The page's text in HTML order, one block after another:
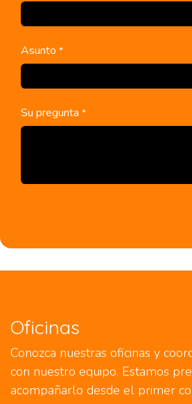
Asunto *
Su pregunta *
Oficinas
Conozca nuestras oficinas y
con nuestro equipo. Estamos
acompañarlo desde el primer